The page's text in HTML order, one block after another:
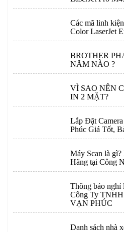
Các mã linh
Color LaserJet
BROTHER
NĂM NÀO ?
VÌ SAO NÊN
IN 2 MẶT?
Lắp Đặt
Phúc Giá Tốt,
Máy Scan là gì?
Hãng tại Công
Thông báo nghỉ
Công Ty
VẠN PHÚC
Danh sách nhà